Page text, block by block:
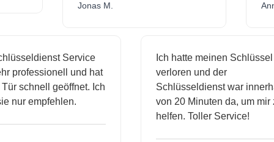
Jonas M.
Service
und hat
geöffnet. Ich
empfehlen.
Ich hatte meinen Schlüssel
verloren und der
Schlüsseldienst war innerhalb
von 20 Minuten da, um mir zu
helfen. Toller Service!